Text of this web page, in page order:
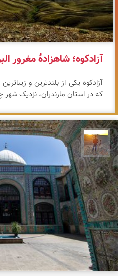
آزادکوه؛ شاهزادهٔ مغرور
آزادکوه یکی از بلندترین و
که در استان مازندران، نزدیک
مهدی مخلصیان